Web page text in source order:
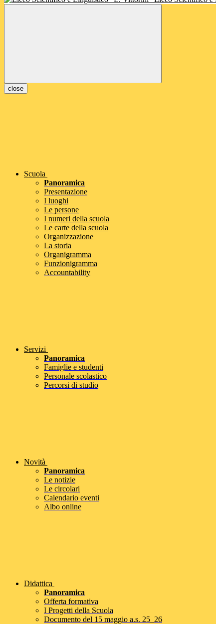
close
Scuola
Panoramica
Presentazione
I luoghi
Le persone
I numeri della scuola
Le carte della scuola
Organizzazione
La storia
Organigramma
Funzionigramma
Accountability
Servizi
Panoramica
Famiglie e studenti
Personale scolastico
Percorsi di studio
Novità
Panoramica
Le notizie
Le circolari
Calendario eventi
Albo online
Didattica
Panoramica
Offerta formativa
I Progetti della Scuola
Documento del 15 maggio a.s. 25_26